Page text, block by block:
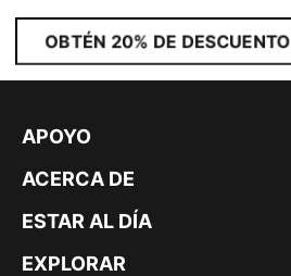
OBTÉN 20% DE DESCUENTO
APOYO
ACERCA DE
ESTAR AL DÍA
EXPLORAR